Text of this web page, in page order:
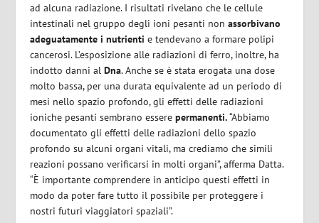
ad alcuna radiazione. I risultati rivelano che le cellule
intestinali nel gruppo degli ioni pesanti nonassorbivano
adeguatamente i nutrienti e tendevano a formare polipi
cancerosi. L’esposizione alle radiazioni di ferro, inoltre, ha
indotto danni alDna. Anche se è stata erogata una dose
molto bassa, per una durata equivalente ad un periodo di
mesi nello spazio profondo, gli effetti delle radiazioni
ioniche pesanti sembrano esserepermanenti.“Abbiamo
documentato gli effetti delle radiazioni dello spazio
profondo su alcuni organi vitali, ma crediamo che simili
reazioni possano verificarsi in molti organi”, afferma Datta.
“È importante comprendere in anticipo questi effetti in
modo da poter fare tutto il possibile per proteggere i
nostri futuri viaggiatori spaziali”.